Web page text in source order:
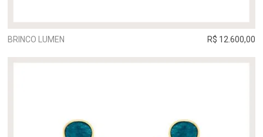
BRINCO LUMEN R$ 12.600,00